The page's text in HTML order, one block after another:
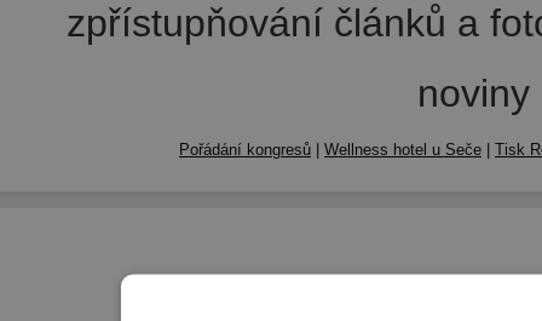
zpřístupňování článků a
Pořádání kongresů Wellness hotel u Seče Tisk